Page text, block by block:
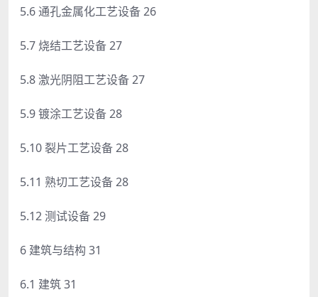
5.6 通孔金属化工艺设备 26
5.7 烧结工艺设备 27
5.8 激光阴阻工艺设备 27
5.9 镀涂工艺设备 28
5.10 裂片工艺设备 28
5.11 熟切工艺设备 28
5.12 测试设备 29
6 建筑与结构 31
6.1 建筑 31